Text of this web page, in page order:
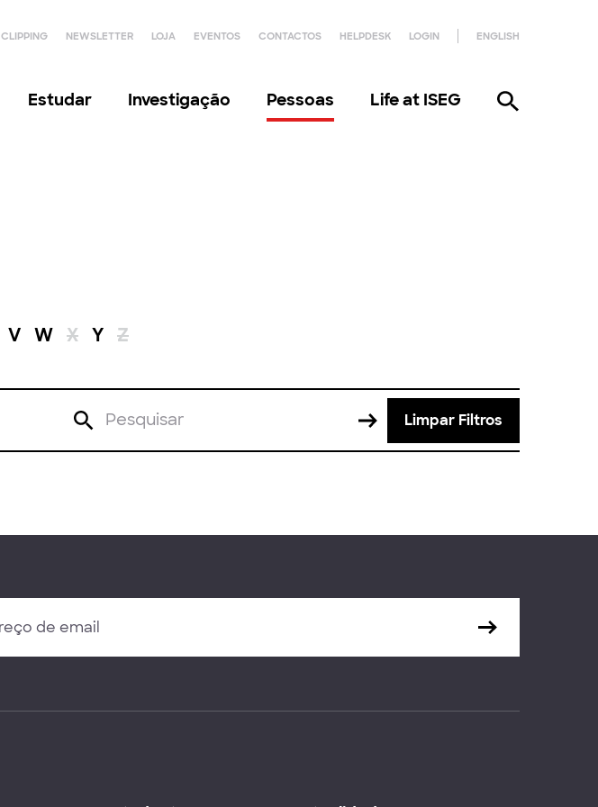
CLIPPING NEWSLETTER LOJA EVENTOS CONTACTOS HELPDESK LOGIN ENGLISH
Estudar Investigação Pessoas Life at ISEG
V W X Y Z
Limpar Filtros